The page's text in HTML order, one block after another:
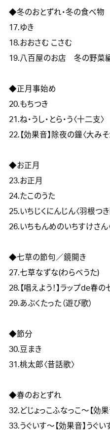
◆冬のおとずれ・冬の食べ物
17.ゆき
18.おおさむ こさむ
19.八百屋のお店　冬の野菜
◆正月事始め
20.もちつき
21.ね・うし・とら・う〈十二支〉
22.【効果音】除夜の鐘〈大みそ
◆お正月
23.お正月
24.たこのうた
25.いちじくにんじん〈羽根つき
26.いちもんめのい
◆七草の節句／鏡開き
27.七草なずな(わらべうた)
28.【唱えよう！】ラップde春の
29.あぶくたった（遊び歌）
◆節分
30.豆まき
31.桃太郎〈昔話歌〉
◆春のおとずれ
32.どじょっこふなっこ～【効
33.うぐいす～【効果音】うぐ